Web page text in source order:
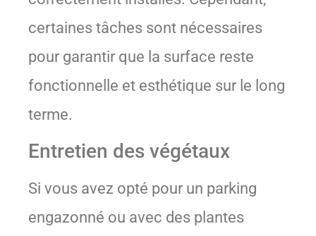
certaines tâches sont nécessaires
pour garantir que la surface reste
fonctionnelle et esthétique sur le long
terme.
Entretien des végétaux
Si vous avez opté pour un parking
engazonné ou avec des plantes